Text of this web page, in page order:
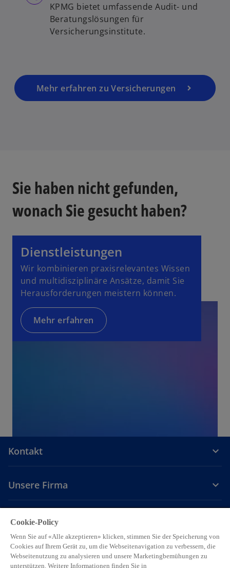
KPMG bietet umfassende Audit- und
Beratungslösungen für
Versicherungsinstitute.
Mehr erfahren zu Versicherungen
Sie haben nicht gefunden,
wonach Sie gesucht haben?
Dienstleistungen
Wir kombinieren praxisrelevantes Wissen
und multidisziplinäre Ansätze, damit Sie
Herausforderungen meistern können.
Mehr erfahren
Kontakt
Unsere Firma
Karriere
w
i
r
w
i
r
w
i
r
w
i
w
i
LegalPrivacyAccessibilityHilfe
Cookie-Policy
Wenn Sie auf «Alle akzeptieren» klicken, stimmen Sie der Speicherung von
Cookies auf Ihrem Gerät zu, um die Webseitenavigation zu verbessern, die
Webseitenutzung zu analysieren und unsere Marketingbemühungen zu
unterstützen. Weitere Informationen finden Sie in